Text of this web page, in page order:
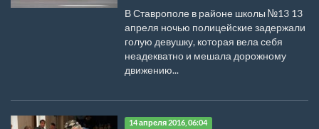
В Ставрополе в районе школы №13 13
апреля ночью полицейские задержали
голую девушку, которая вела себя
неадекватно и мешала дорожному
движению...
14 апреля 2016, 06:04